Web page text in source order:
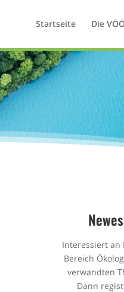
Startseite Die VÖÖ
Interessiert an
Bereich
verwandten
Dann